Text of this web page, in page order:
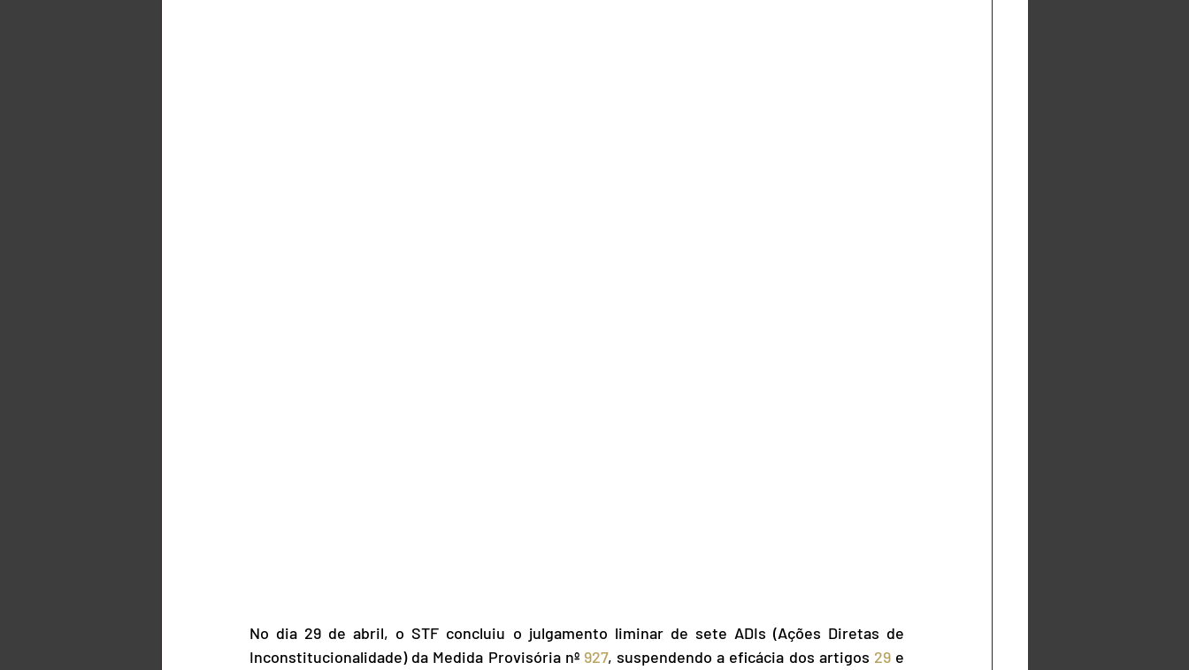
No dia 29 de abril, o STF concluiu o julgamento liminar de sete ADIs (Ações Diretas de
Inconstitucionalidade) da Medida Provisória nº 927, suspendendo a eficácia dos artigos 29